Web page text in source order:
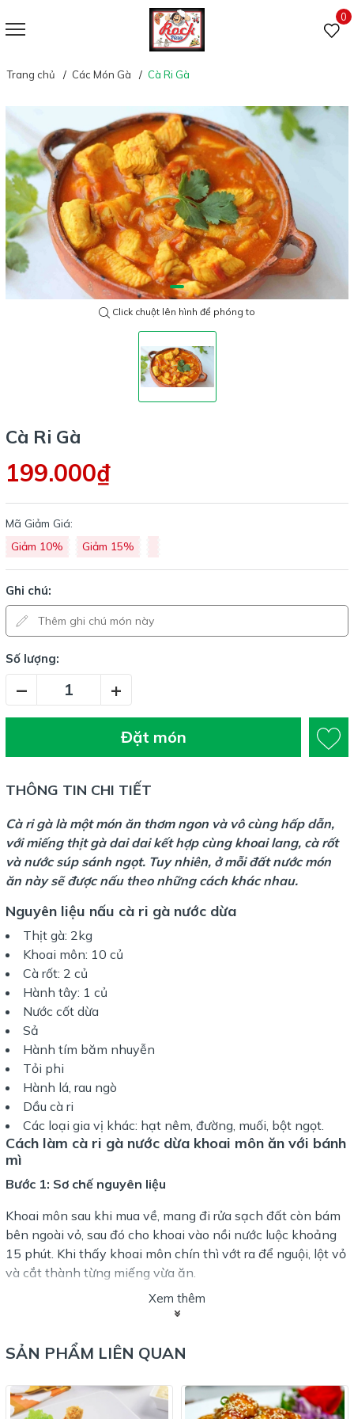
0
Trang chủ Các Món Gà Cà Ri Gà
Click chuột lên hình để phóng to
Cà Ri Gà
199.000₫
Mã Giảm Giá:
Giảm 10%
Giảm 15%
Ghi chú:
Số lượng:
– +
Đặt món
THÔNG TIN CHI TIẾT
Cà ri gàlà một món ăn thơm ngon và vô cùng hấp dẫn,
với miếng thịt gà dai dai kết hợp cùng khoai lang, cà rốt
và nước súp sánh ngọt. Tuy nhiên, ở mỗi đất nước món
ăn này sẽ được nấu theo những cách khác nhau.
Nguyên liệu nấu cà ri gà nước dừa
Thịt gà: 2kg
Khoai môn: 10 củ
Cà rốt: 2 củ
Hành tây: 1 củ
Nước cốt dừa
Sả
Hành tím băm nhuyễn
Tỏi phi
Hành lá, rau ngò
Dầu cà ri
Các loại gia vị khác: hạt nêm, đường, muối, bột ngọt.
Cách làm cà ri gà nước dừa khoai môn ăn với bánh
mì
Bước 1: Sơ chế nguyên liệu
Khoai môn sau khi mua về, mang đi rửa sạch đất còn bám
bên ngoài vỏ, sau đó cho khoai vào nồi nước luộc khoảng
15 phút. Khi thấy khoai môn chín thì vớt ra để nguội, lột vỏ
và cắt thành từng miếng vừa ăn.
Cà rốt gọt vỏ, rửa sạch rồi cắt thành các khoanh tròn hoặc
hơn. Hành tây bóc vỏ, cắt phần gốc, rửa sạch rồi thái
thành múi cau.
Bước 2: Sơ chế thịt gà
Xem thêm
SẢN PHẨM LIÊN QUAN